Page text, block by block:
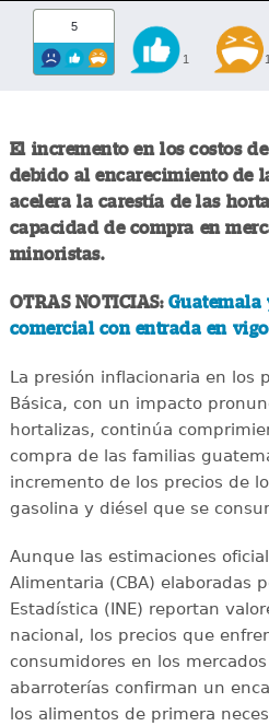
5
1 1
El incremento en los costos
debido al encarecimiento de
acelera la carestía de las
capacidad de compra en
minoristas.
OTRAS NOTICIAS: Guatemala
comercial con entrada en
La presión inflacionaria en los
Básica, con un impacto
hortalizas, continúa
compra de las familias
incremento de los precios de
gasolina y diésel que se
Aunque las estimaciones
Alimentaria (CBA) elaboradas
Estadística (INE) reportan
nacional, los precios que
consumidores en los
abarroterías confirman un
los alimentos de primera